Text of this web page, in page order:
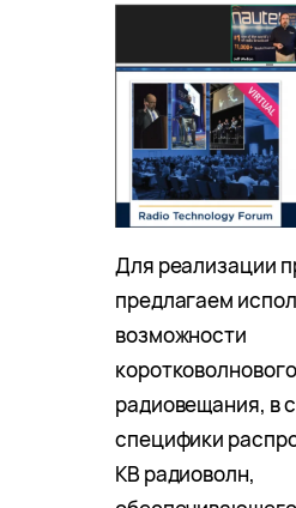
Для реализации
предлагаем
возможности
радиовещания, в
специфики
КВ радиоволн,